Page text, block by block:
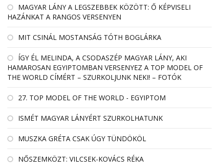
MAGYAR LÁNY A LEGSZEBBEK KÖZÖTT: Ő KÉPVISELI
HAZÁNKAT A RANGOS VERSENYEN
MIT CSINÁL MOSTANSÁG TÓTH BOGLÁRKA
ÍGY ÉL MELINDA, A CSODASZÉP MAGYAR LÁNY, AKI
HAMAROSAN EGYIPTOMBAN VERSENYEZ A TOP MODEL OF
THE WORLD CÍMÉRT – SZURKOLJUNK NEKI! – FOTÓK
27. TOP MODEL OF THE WORLD - EGYIPTOM
ISMÉT MAGYAR LÁNYÉRT SZURKOLHATUNK
MUSZKA GRÉTA CSAK ÚGY TÜNDÖKÖL
NŐSZEMKÖZT: VILCSEK-KOVÁCS RÉKA